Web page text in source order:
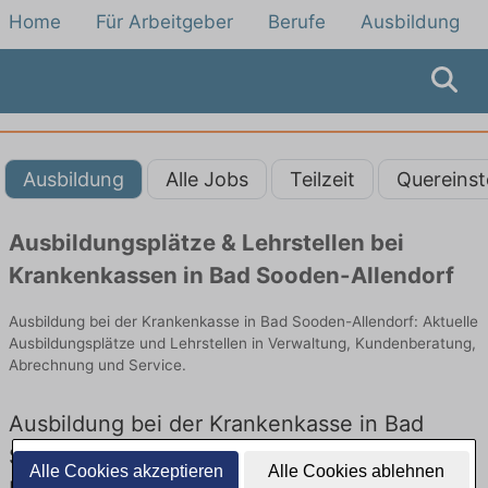
Alle Cookies akzeptieren Alle Cookies ablehnen
Home Für Arbeitgeber Berufe Ausbildung
Ausbildung Alle Jobs Teilzeit
Ausbildungsplätze & Lehrstellen bei
Krankenkassen in Bad Sooden-Allendorf
Ausbildung bei der Krankenkasse in Bad Sooden-Allendorf: Aktuelle
Ausbildungsplätze und Lehrstellen in Verwaltung, Kundenberatung,
Abrechnung und Service.
Ausbildung bei der Krankenkasse in Bad
Sooden-Allendorf – Ausbildungsplätze und